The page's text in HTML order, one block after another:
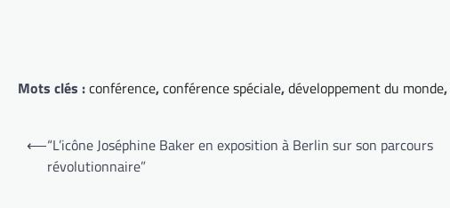
Mots clés :conférence,conférence spéciale,développement du monde,
Navigation
⟵“L’icône Joséphine Baker en exposition à Berlin sur son parcours
révolutionnaire”